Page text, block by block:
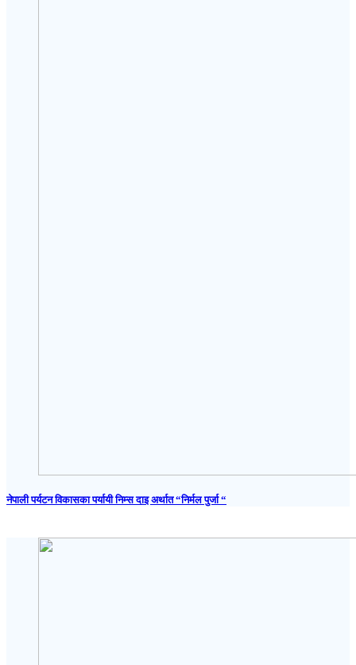
नेपाली पर्यटन विकासका पर्यायी निम्स दाइ अर्थात “निर्मल पुर्जा “